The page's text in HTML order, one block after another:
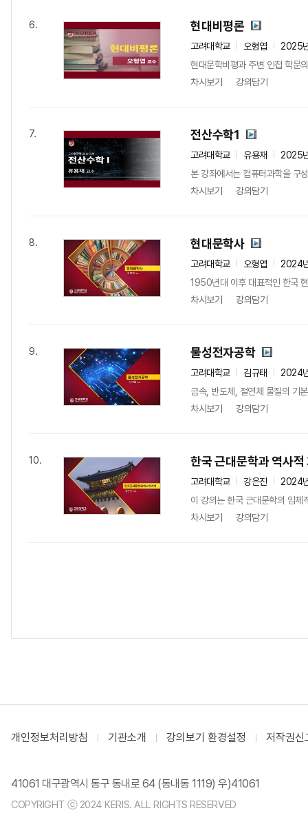
6. 현대비평론
고려대학교 오형엽
2025
현대문학비평과 주변 인접 학문
차시보기
강의담기
7. 전산수학1
고려대학교 유용재
2025
본 강좌에서는 컴퓨터과학을 구
차시보기
강의담기
8. 현대문학사
고려대학교 오형엽
2024
1950년대 이후 대표적인 한국
차시보기
강의담기
9. 물성전자공학
고려대학교 김규태
2024
금속, 반도체, 절연체 물질의 기
차시보기
강의담기
10. 한국 근대문학과 역사적
고려대학교 강은진
2024
이 강의는 한국 근대문학의 입체
차시보기
강의담기
개인정보처리방침 기관소개 강의보기 환경설정 저작권신
41061 대구광역시 동구 동내로 64 (동내동 1119) 우)41061
COPYRIGHT ⓒ 2024 KERIS. ALL RIGHTS RESERVED